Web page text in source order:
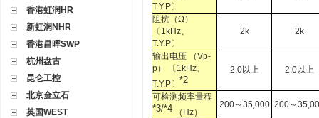
香港虹润HR
新虹润NHR
香港昌晖SWP
杭州盘古
昆仑工控
北京金立石
英国WEST
T.Y.P〕
阻抗（Ω）
〔1kHz、
T.Y.P〕
2k 2k
输出电压 （Vp-
p） 〔1kHz、
T.Y.P〕 *2
2.0以上 2.0以上
可检测频率量程
*3/*4 （Hz）
200～35,000 200～